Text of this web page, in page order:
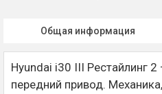
Общая информация
Hyundai i30 III Рестайлинг 2
передний привод.